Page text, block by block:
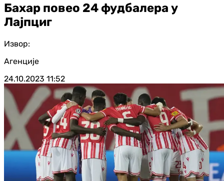
Бахар повео 24 фудбалера у
Лајпциг
Извор:
Агенције
24.10.2023 11:52